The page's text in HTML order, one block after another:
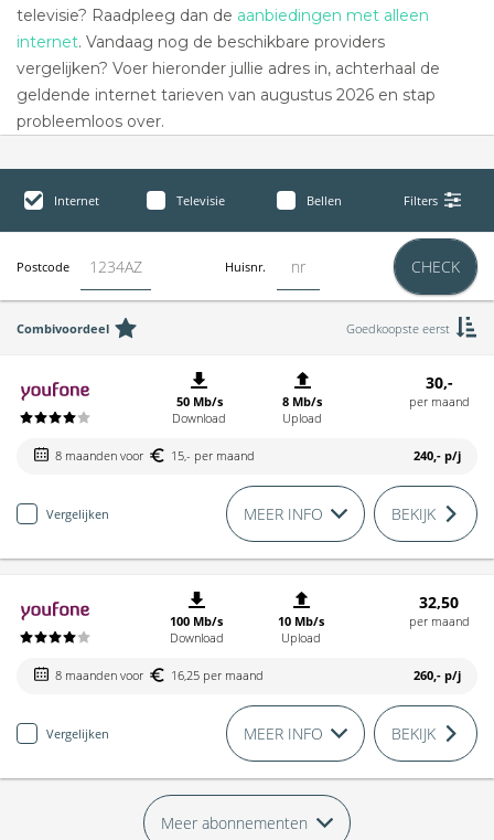
televisie? Raadpleeg dan de aanbiedingen met alleen
internet. Vandaag nog de beschikbare providers
vergelijken? Voer hieronder jullie adres in, achterhaal de
geldende internet tarieven van augustus 2026 en stap
probleemloos over.
Internet Televisie Bellen Filters
Postcode Huisnr. CHECK
Combivoordeel Goedkoopste eerst
50 Mb/s
Download
8 Mb/s
Upload
30,-
per maand
8 maanden voor 15,- per maand 240,- p/j
Vergelijken MEER INFO BEKIJK
100 Mb/s
Download
10 Mb/s
Upload
32,50
per maand
8 maanden voor 16,25 per maand 260,- p/j
Vergelijken MEER INFO BEKIJK
Meer abonnementen